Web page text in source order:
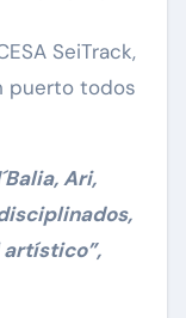
SeiTrack,
puerto todos
Ari,
artístico”,